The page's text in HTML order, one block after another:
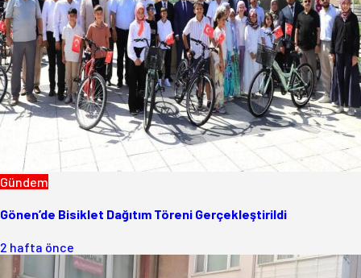
Gündem
Gönen’de Bisiklet Dağıtım Töreni Gerçekleştirildi
2 hafta önce